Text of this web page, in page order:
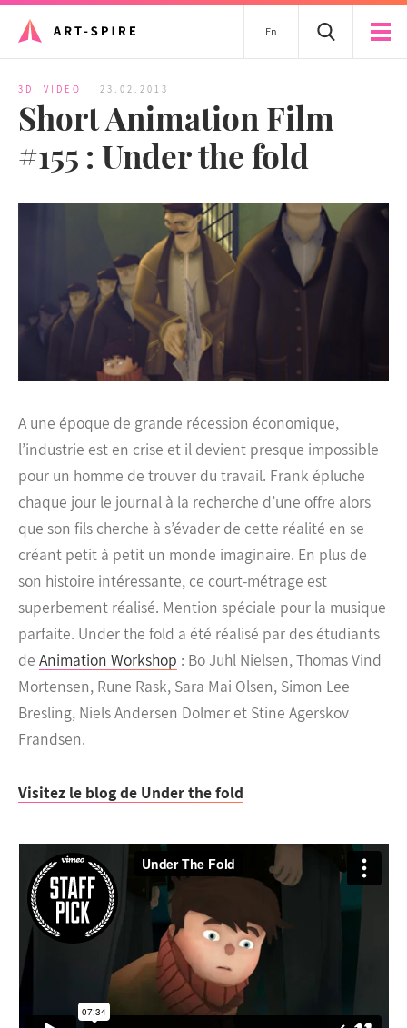
En
3D , VIDEO 23.02.2013
Short Animation Film
#155 : Under the fold
A une époque de grande récession économique,
l’industrie est en crise et il devient presque impossible
pour un homme de trouver du travail. Frank épluche
chaque jour le journal à la recherche d’une offre alors
que son fils cherche à s’évader de cette réalité en se
créant petit à petit un monde imaginaire. En plus de
son histoire intéressante, ce court-métrage est
superbement réalisé. Mention spéciale pour la musique
parfaite. Under the fold a été réalisé par des étudiants
de Animation Workshop : Bo Juhl Nielsen, Thomas Vind
Mortensen, Rune Rask, Sara Mai Olsen, Simon Lee
Bresling, Niels Andersen Dolmer et Stine Agerskov
Frandsen.
Visitez le blog de Under the fold